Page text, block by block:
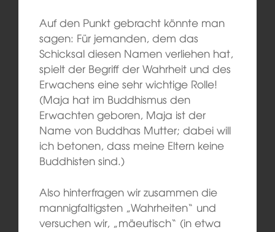
Auf den Punkt gebracht könnte man
sagen: Für jemanden, dem das
Schicksal diesen Namen verliehen hat,
spielt der Begriff der Wahrheit und des
Erwachens eine sehr wichtige Rolle!
(Maja hat im Buddhismus den
Erwachten geboren, Maja ist der
Name von Buddhas Mutter; dabei will
ich betonen, dass meine Eltern keine
Buddhisten sind.)
Also hinterfragen wir zusammen die
mannigfaltigsten „Wahrheiten“ und
versuchen wir, „mäeutisch“ (in etwa